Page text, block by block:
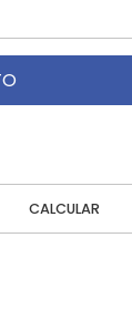
CALCULAR